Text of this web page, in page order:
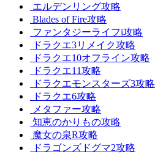
エルデンリング攻略
Blades of Fire攻略
ファンタジーライフi攻略
ドラクエ3リメイク攻略
ドラクエ10オフライン攻略
ドラクエ11攻略
ドラクエモンスターズ3攻略
ドラクエ6攻略
メタファー攻略
知恵のかりもの攻略
魔女の泉R攻略
ドラゴンズドグマ2攻略